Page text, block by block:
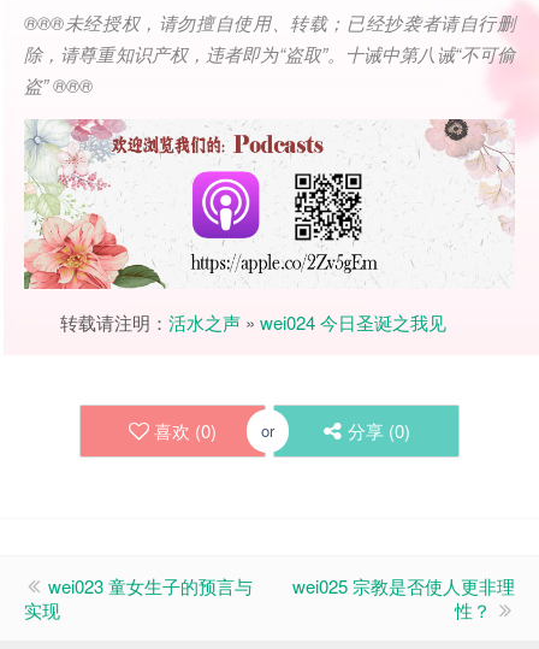
®®®未经授权，请勿擅自使用、转载；已经抄袭者请自行删
除，请尊重知识产权，违者即为“盗取”。十诫中第八诫“不可偷
盗” ®®®
转载请注明： 活水之声 » wei024 今日圣诞之我见
喜欢 (0) or 分享 (0)
wei023 童女生子的预言与
实现
wei025 宗教是否使人更非理
性？